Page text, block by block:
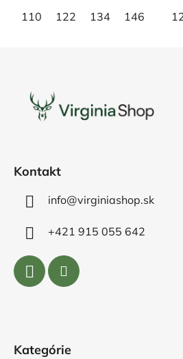
110 122 134 146 158
Kontakt
info@virginiashop.sk
+421 915 055 642
Kategórie